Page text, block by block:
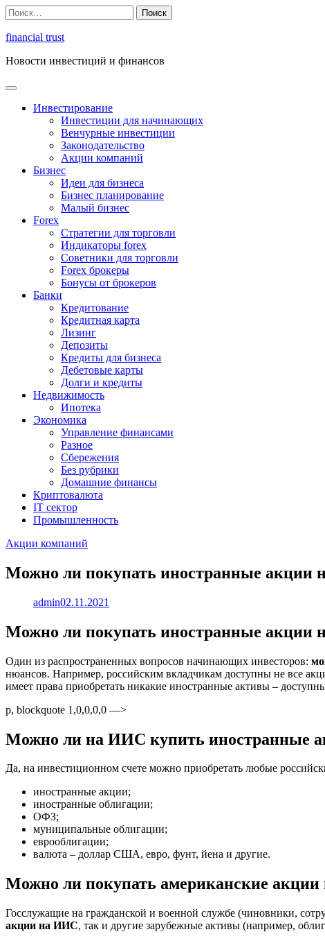
Перейти
к
содержимому
Найти:
financial trust
Новости инвестиций и финансов
Инвестирование
Инвестиции для начинающих
Венчурные инвестиции
Законодательство
Акции компаний
Бизнес
Идеи для бизнеса
Бизнес планирование
Малый бизнес
Forex
Стратегии для торговли
Индикаторы forex
Советники для торговли
Forex брокеры
Бонусы от брокеров
Банки
Кредитование
Кредитная карта
Лизинг
Депозиты
Кредиты для бизнеса
Дебетовые карты
Долги и кредиты
Недвижимость
Ипотека
Экономика
Управление финансами
Разное
Сбережения
Без рубрики
Домашние финансы
Криптовалюта
IT сектор
Промышленность
Акции компаний
Можно ли покупать иностранные акции
admin02.11.2021
Можно ли покупать иностранные акции
Один из распространенных вопросов начинающих инвесторов:
нюансов. Например, российским вкладчикам доступны не все
имеет права приобретать никакие иностранные активы –
p, blockquote 1,0,0,0,0 —>
Можно ли на ИИС купить иностранные
Да, на инвестиционном счете можно приобретать любые
иностранные акции;
иностранные облигации;
ОФЗ;
муниципальные облигации;
еврооблигации;
валюта – доллар США, евро, фунт, йена и другие.
Можно ли покупать американские
Госслужащие на гражданской и военной службе (чиновники,
акции на ИИС, так и другие зарубежные активы (например,